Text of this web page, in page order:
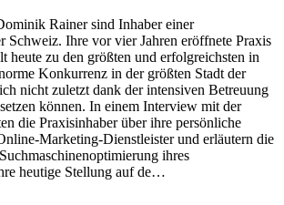
Rainer sind Inhaber einer
Schweiz. Ihre vor vier Jahren eröffnete Praxis
heute zu den größten und erfolgreichsten in
Konkurrenz in der größten Stadt der
nicht zuletzt dank der intensiven Betreuung
können. In einem Interview mit der
die Praxisinhaber über ihre persönliche
Marketing-Dienstleister und erläutern die
ihres
heutige Stellung auf de…